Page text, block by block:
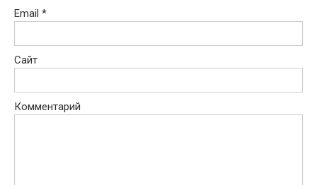
Email *
Сайт
Комментарий